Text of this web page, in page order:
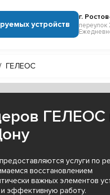
устройств
г.
переулок
ГЕЛЕОС
ГЕЛЕОС
услуги по
восстановлением
важных элементов
эффективную работу.